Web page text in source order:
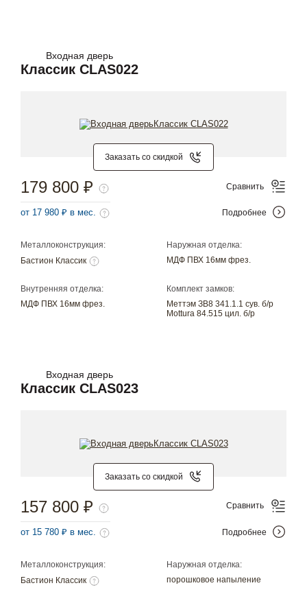
Входная дверь
Классик CLAS022
Заказать со скидкой
Металлоконструкция:
Бастион Классик
Наружная отделка:
МДФ ПВХ 16мм фрез.
Внутренняя отделка:
МДФ ПВХ 16мм фрез.
Комплект замков:
Меттэм ЗВ8 341.1.1 сув. б/р
Mottura 84.515 цил. б/р
179 800 ₽
от 17 980 ₽ в мес.
Сравнить
Подробнее
Входная дверь
Классик CLAS023
Заказать со скидкой
Металлоконструкция:
Бастион Классик
Наружная отделка:
порошковое напыление
157 800 ₽
от 15 780 ₽ в мес.
Сравнить
Подробнее